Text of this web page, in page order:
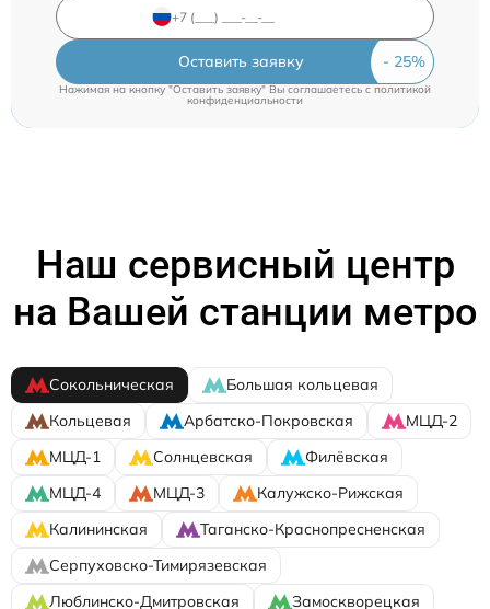
Оставить заявку
Нажимая на кнопку "Оставить заявку" Вы соглашаетесь c политикой
конфиденциальности
Наш сервисный центр
на Вашей станции метро
Сокольническая
Большая кольцевая
Кольцевая
Арбатско-Покровская
МЦД-2
МЦД-1
Солнцевская
Филёвская
МЦД-4
МЦД-3
Калужско-Рижская
Калининская
Таганско-Краснопресненская
Серпуховско-Тимирязевская
Люблинско-Дмитровская
Замоскворецкая